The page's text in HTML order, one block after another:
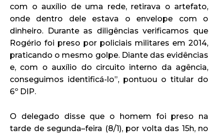
com o auxílio de uma rede, retirava o artefato,
onde dentro dele estava o envelope com o
dinheiro. Durante as diligências verificamos que
Rogério foi preso por policiais militares em 2014,
praticando o mesmo golpe. Diante das evidências
e, com o auxílio do circuito interno da agência,
conseguimos identificá-lo”, pontuou o titular do
6º DIP.
O delegado disse que o homem foi preso na
tarde de segunda–feira (8/1), por volta das 15h, no